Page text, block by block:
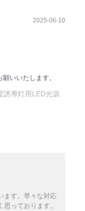
2025-06-10
いいたします。
誘導灯用LED光源
ます。早々な対応
っております。